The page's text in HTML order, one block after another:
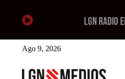
 LGN RADIO
Ago 9, 2026